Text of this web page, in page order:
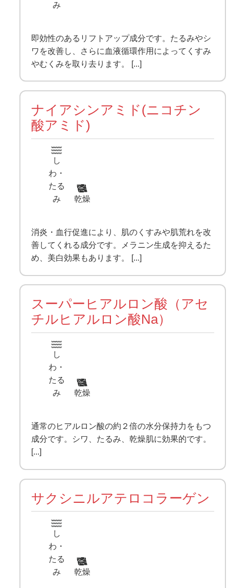
み
即効性のあるリフトアップ成分です。たるみやシ
ワを改善し、さらに血液循環作用によってくすみ
やむくみを取り去ります。 [...]
ナイアシンアミド(ニコチン
酸アミド)
し
わ・
たる
み
乾燥
消炎・血行促進により、肌のくすみや肌荒れを改
善してくれる成分です。メラニン生成を抑えるた
め、美白効果もあります。 [...]
スーパーヒアルロン酸（アセ
チルヒアルロン酸Na）
し
わ・
たる
み
乾燥
通常のヒアルロン酸の約２倍の水分保持力をもつ
成分です。シワ、たるみ、乾燥肌に効果的です。
[...]
サクシニルアテロコラーゲン
し
わ・
たる
み
乾燥